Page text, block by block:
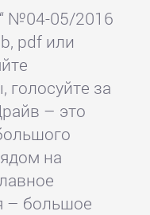
№04-05/2016
pdf или
за
– это
на
– большое